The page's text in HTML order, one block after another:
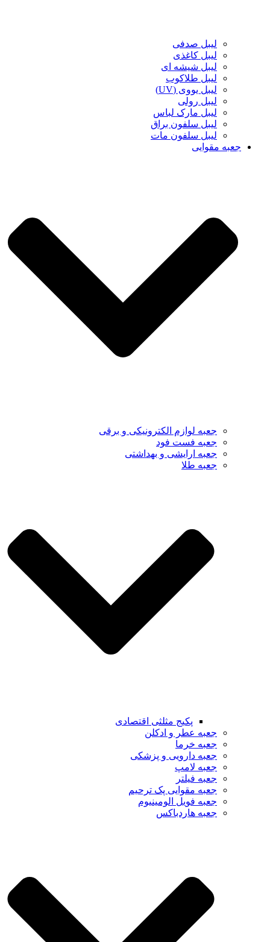
لیبل صدفی
لیبل کاغذی
لیبل شیشه ای
لیبل طلاکوب
لیبل یووی (UV)
لیبل رولی
لیبل مارک لباس
لیبل سلفون براق
لیبل سلفون مات
جعبه مقوایی
جعبه لوازم الکترونیکی و برقی
جعبه فست فود
جعبه ارایشی و بهداشتی
جعبه طلا
پکیج مثلثی اقتصادی
جعبه عطر و ادکلن
جعبه خرما
جعبه دارویی و پزشکی
جعبه لامپ
جعبه فیلتر
جعبه مقوایی پک ترحیم
جعبه فویل الومینیوم
جعبه هاردباکس